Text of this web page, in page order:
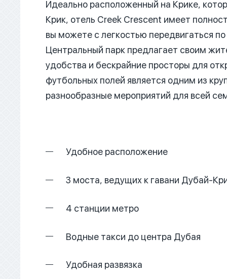
Идеально расположенный на Крике,
Крик, отель Creek Crescent имеет
вы можете с легкостью передвигаться
Центральный парк предлагает своим
удобства и бескрайние просторы для
футбольных полей является одним из
разнообразные мероприятий для всей
Удобное расположение
3 моста, ведущих к гавани Дубай-
4 станции метро
Водные такси до центра Дубая
Удобная развязка